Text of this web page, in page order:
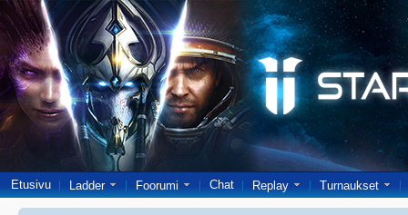
Etusivu Ladder Foorumi Chat Replay Turnaukset